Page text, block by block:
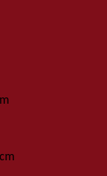
cm